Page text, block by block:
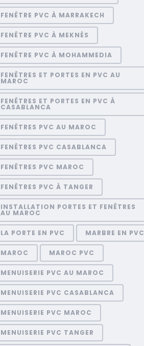
FENÊTRE PVC À MARRAKECH
FENÊTRE PVC À MEKNÈS
FENÊTRE PVC À MOHAMMEDIA
FENÊTRES ET PORTES EN PVC AU
MAROC
FENÊTRES ET PORTES EN PVC À
CASABLANCA
FENÊTRES PVC AU MAROC
FENÊTRES PVC CASABLANCA
FENÊTRES PVC MAROC
FENÊTRES PVC À TANGER
INSTALLATION PORTES ET FENÊTRES
AU MAROC
LA PORTE EN PVC MARBRE EN PVC
MAROC MAROC PVC
MENUISERIE PVC AU MAROC
MENUISERIE PVC CASABLANCA
MENUISERIE PVC MAROC
MENUISERIE PVC TANGER